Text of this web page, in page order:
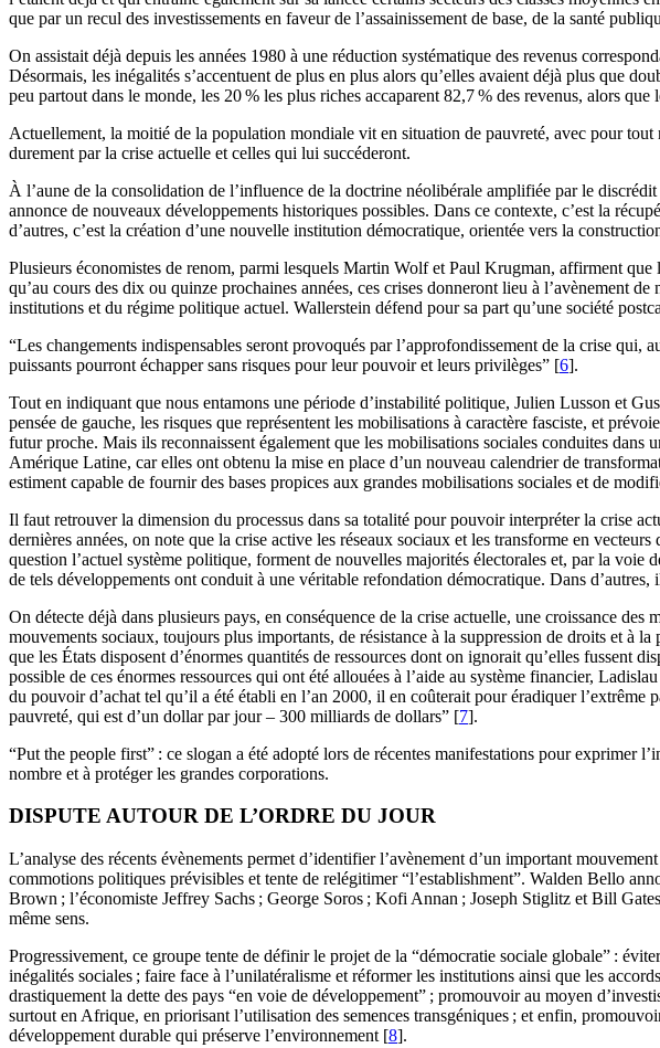
que par un recul des investissements en faveur de l’assainissement de base, de la santé
On assistait déjà depuis les années 1980 à une réduction systématique des revenus
Désormais, les inégalités s’accentuent de plus en plus alors qu’elles avaient déjà plus que
peu partout dans le monde, les 20 % les plus riches accaparent 82,7 % des revenus, alors que
Actuellement, la moitié de la population mondiale vit en situation de pauvreté, avec pour
durement par la crise actuelle et celles qui lui succéderont.
À l’aune de la consolidation de l’influence de la doctrine néolibérale amplifiée par le
annonce de nouveaux développements historiques possibles. Dans ce contexte, c’est la
d’autres, c’est la création d’une nouvelle institution démocratique, orientée vers la
Plusieurs économistes de renom, parmi lesquels Martin Wolf et Paul Krugman, affirment que
qu’au cours des dix ou quinze prochaines années, ces crises donneront lieu à l’avènement
institutions et du régime politique actuel. Wallerstein défend pour sa part qu’une société
“Les changements indispensables seront provoqués par l’approfondissement de la crise qui,
puissants pourront échapper sans risques pour leur pouvoir et leurs privilèges” [6].
Tout en indiquant que nous entamons une période d’instabilité politique, Julien Lusson et
pensée de gauche, les risques que représentent les mobilisations à caractère fasciste, et
futur proche. Mais ils reconnaissent également que les mobilisations sociales conduites
Amérique Latine, car elles ont obtenu la mise en place d’un nouveau calendrier de
estiment capable de fournir des bases propices aux grandes mobilisations sociales et de
Il faut retrouver la dimension du processus dans sa totalité pour pouvoir interpréter la crise
dernières années, on note que la crise active les réseaux sociaux et les transforme en
question l’actuel système politique, forment de nouvelles majorités électorales et, par la
de tels développements ont conduit à une véritable refondation démocratique. Dans
On détecte déjà dans plusieurs pays, en conséquence de la crise actuelle, une croissance
mouvements sociaux, toujours plus importants, de résistance à la suppression de droits et à
que les États disposent d’énormes quantités de ressources dont on ignorait qu’elles fussent
possible de ces énormes ressources qui ont été allouées à l’aide au système financier,
du pouvoir d’achat tel qu’il a été établi en l’an 2000, il en coûterait pour éradiquer
pauvreté, qui est d’un dollar par jour – 300 milliards de dollars” [7].
“Put the people first” : ce slogan a été adopté lors de récentes manifestations pour exprimer
nombre et à protéger les grandes corporations.
DISPUTE AUTOUR DE L’ORDRE DU JOUR
L’analyse des récents évènements permet d’identifier l’avènement d’un important
commotions politiques prévisibles et tente de relégitimer “l’establishment”. Walden Bello
Brown ; l’économiste Jeffrey Sachs ; George Soros ; Kofi Annan ; Joseph Stiglitz et Bill
même sens.
Progressivement, ce groupe tente de définir le projet de la “démocratie sociale globale” :
inégalités sociales ; faire face à l’unilatéralisme et réformer les institutions ainsi que les
drastiquement la dette des pays “en voie de développement” ; promouvoir au moyen
surtout en Afrique, en priorisant l’utilisation des semences transgéniques ; et enfin,
développement durable qui préserve l’environnement [8].